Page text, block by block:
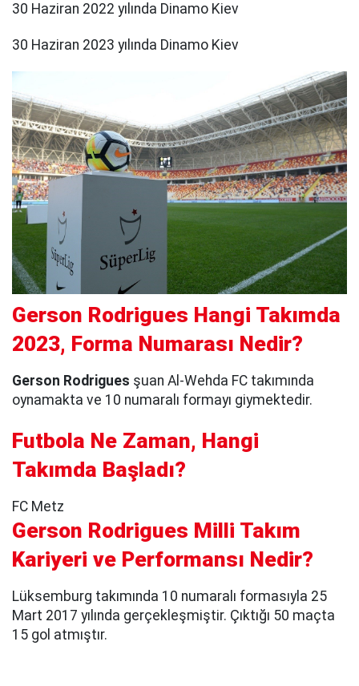
30 Haziran 2022 yılında Dinamo Kiev
30 Haziran 2023 yılında Dinamo Kiev
Gerson Rodrigues Hangi Takımda
2023, Forma Numarası Nedir?
Gerson Rodrigues şuan Al-Wehda FC takımında
oynamakta ve 10 numaralı formayı giymektedir.
Futbola Ne Zaman, Hangi
Takımda Başladı?
FC Metz
Gerson Rodrigues Milli Takım
Kariyeri ve Performansı Nedir?
Lüksemburg takımında 10 numaralı formasıyla 25
Mart 2017 yılında gerçekleşmiştir. Çıktığı 50 maçta
15 gol atmıştır.